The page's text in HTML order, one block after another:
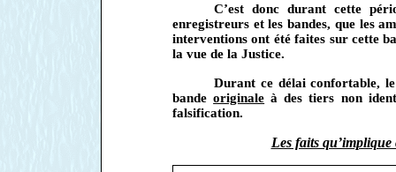
C’est donc durant cette
enregistreurs et les bandes, que les
interventions ont été faites sur cette
la vue de la Justice.
Durant ce délai confortable,
bandeoriginale à des tiers non
falsification.
Les faits